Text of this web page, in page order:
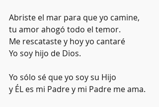
Abriste el mar para que yo camine,
tu amor ahogó todo el temor.
Me rescataste y hoy yo cantaré
Yo soy hijo de Dios.
Yo sólo sé que yo soy su Hijo
y ÉL es mi Padre y mi Padre me ama.